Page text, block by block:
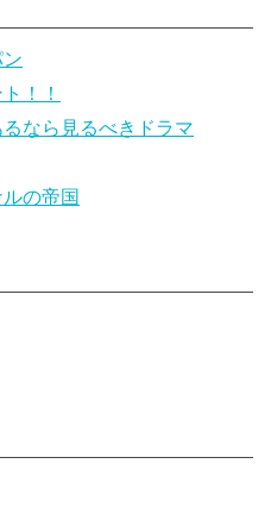
！！
なら見るべきドラマ
の帝国